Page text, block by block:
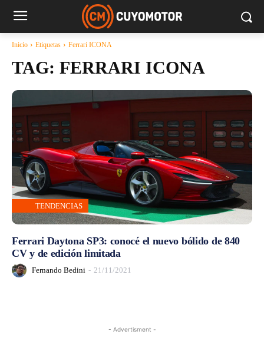
Inicio Etiquetas Ferrari ICONA
TAG: FERRARI ICONA
TENDENCIAS
Ferrari Daytona SP3: conocé el nuevo bólido de 840
CV y de edición limitada
Fernando Bedini - 21/11/2021
- Advertisment -